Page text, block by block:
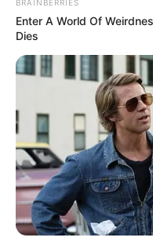
BRAINBERRIES
Enter A World Of
Dies